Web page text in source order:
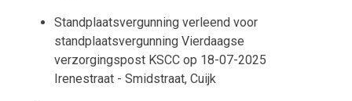
Standplaatsvergunning verleend voor
standplaatsvergunning Vierdaagse
verzorgingspost KSCC op 18-07-2025
Irenestraat - Smidstraat, Cuijk